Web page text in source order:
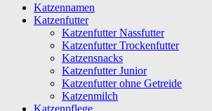
Katzennamen
Katzenfutter
Katzenfutter Nassfutter
Katzenfutter Trockenfutter
Katzensnacks
Katzenfutter Junior
Katzenfutter ohne Getreide
Katzenmilch
Katzenpflege